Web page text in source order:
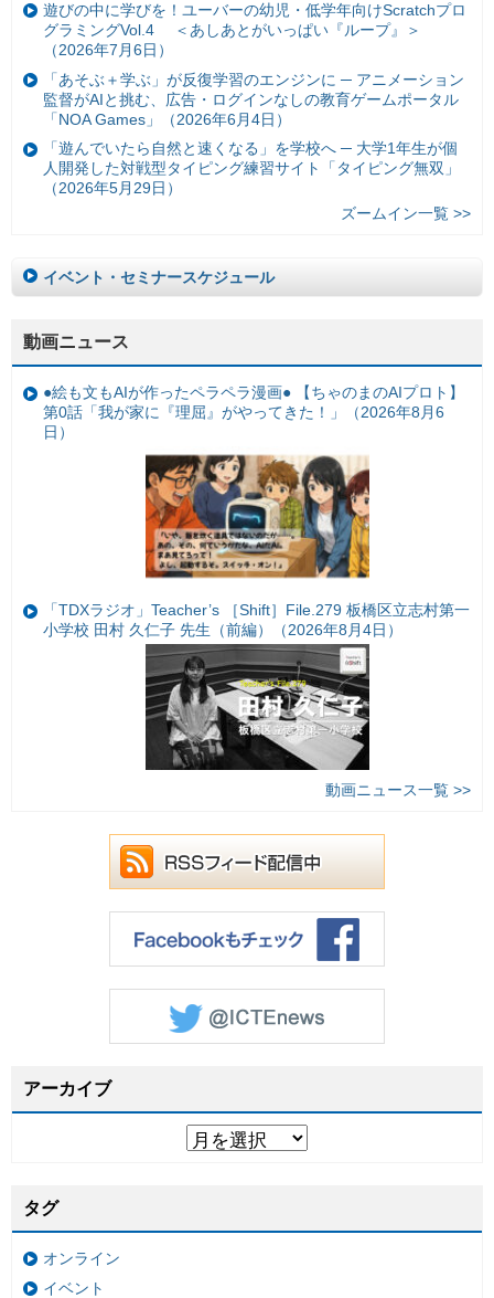
遊びの中に学びを！ユーバーの幼児・低学年向けScratchプロ
グラミングVol.4 ＜あしあとがいっぱい『ループ』＞
（2026年7月6日）
「あそぶ＋学ぶ」が反復学習のエンジンに ─ アニメーション
監督がAIと挑む、広告・ログインなしの教育ゲームポータル
「NOA Games」（2026年6月4日）
「遊んでいたら自然と速くなる」を学校へ ─ 大学1年生が個
人開発した対戦型タイピング練習サイト「タイピング無双」
（2026年5月29日）
ズームイン一覧 >>
イベント・セミナースケジュール
動画ニュース
●絵も文もAIが作ったペラペラ漫画● 【ちゃのまのAIプロト】
第0話「我が家に『理屈』がやってきた！」（2026年8月6
日）
「TDXラジオ」Teacher’s ［Shift］File.279 板橋区立志村第一
小学校 田村 久仁子 先生（前編）（2026年8月4日）
動画ニュース一覧 >>
アーカイブ
タグ
オンライン
イベント